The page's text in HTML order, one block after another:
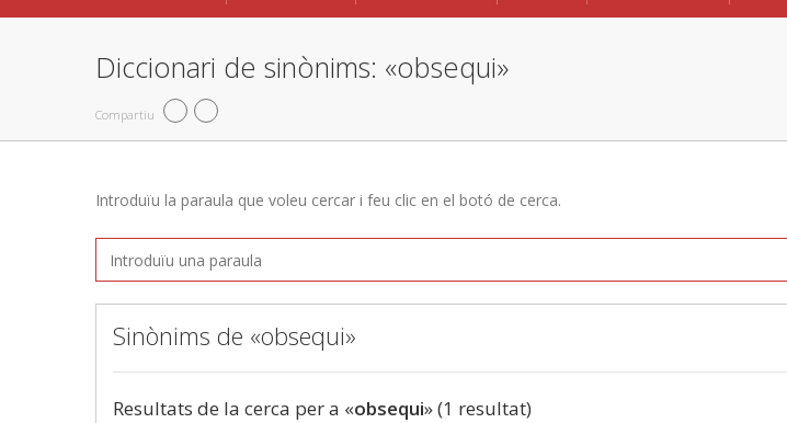
Diccionari de sinònims: «obsequi»
Compartiu
Introduïu la paraula que voleu cercar i feu clic en el botó de cerca.
Sinònims de «obsequi»
Resultats de la cerca per a «obsequi» (1 resultat)